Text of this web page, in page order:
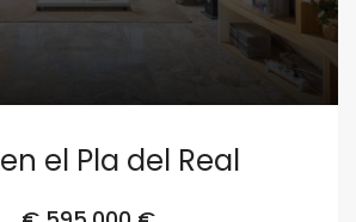
el Pla del Real